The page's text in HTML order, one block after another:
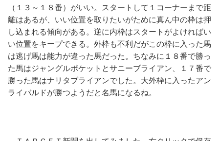
（１３～１８番）がいい。スタートして１コーナーまで距
離はあるが、いい位置を取りたいがために真ん中の枠は押
し込まれる傾向がある。逆に内枠はスタートがよければい
い位置をキープできる。外枠も不利だがこの枠に入った馬
は逃げ馬は能力が違った馬だった。ちなみに１８番で勝っ
た馬はジャングルポケットとサニーブライアン、１７番で
勝った馬はナリタブライアンでした。大外枠に入ったアン
ライバルドが勝つようだと名馬になるね。